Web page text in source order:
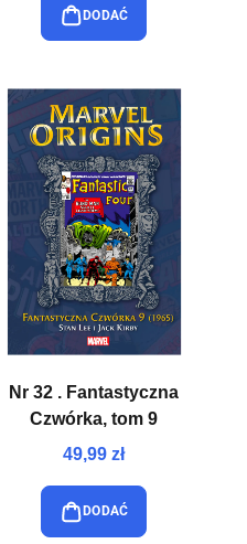
DODAĆ
Nr 32 . Fantastyczna
Czwórka, tom 9
49,99 zł
DODAĆ